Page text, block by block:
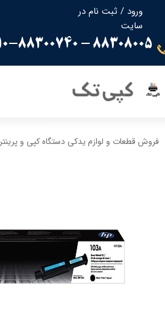
ورود / ثبت نام در
سایت
حساب کاربری من
تغییر گذر واژه
سفارشات
88308005 - 88300710-88300740
کپی تک
فروش قطعات و لوازم یدکی دستگاه کپی و پرینتر